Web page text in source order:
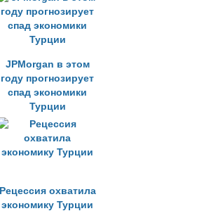
кризиса
JPMorgan в этом
году прогнозирует
спад экономики
Турции
Рецессия охватила
экономику Турции